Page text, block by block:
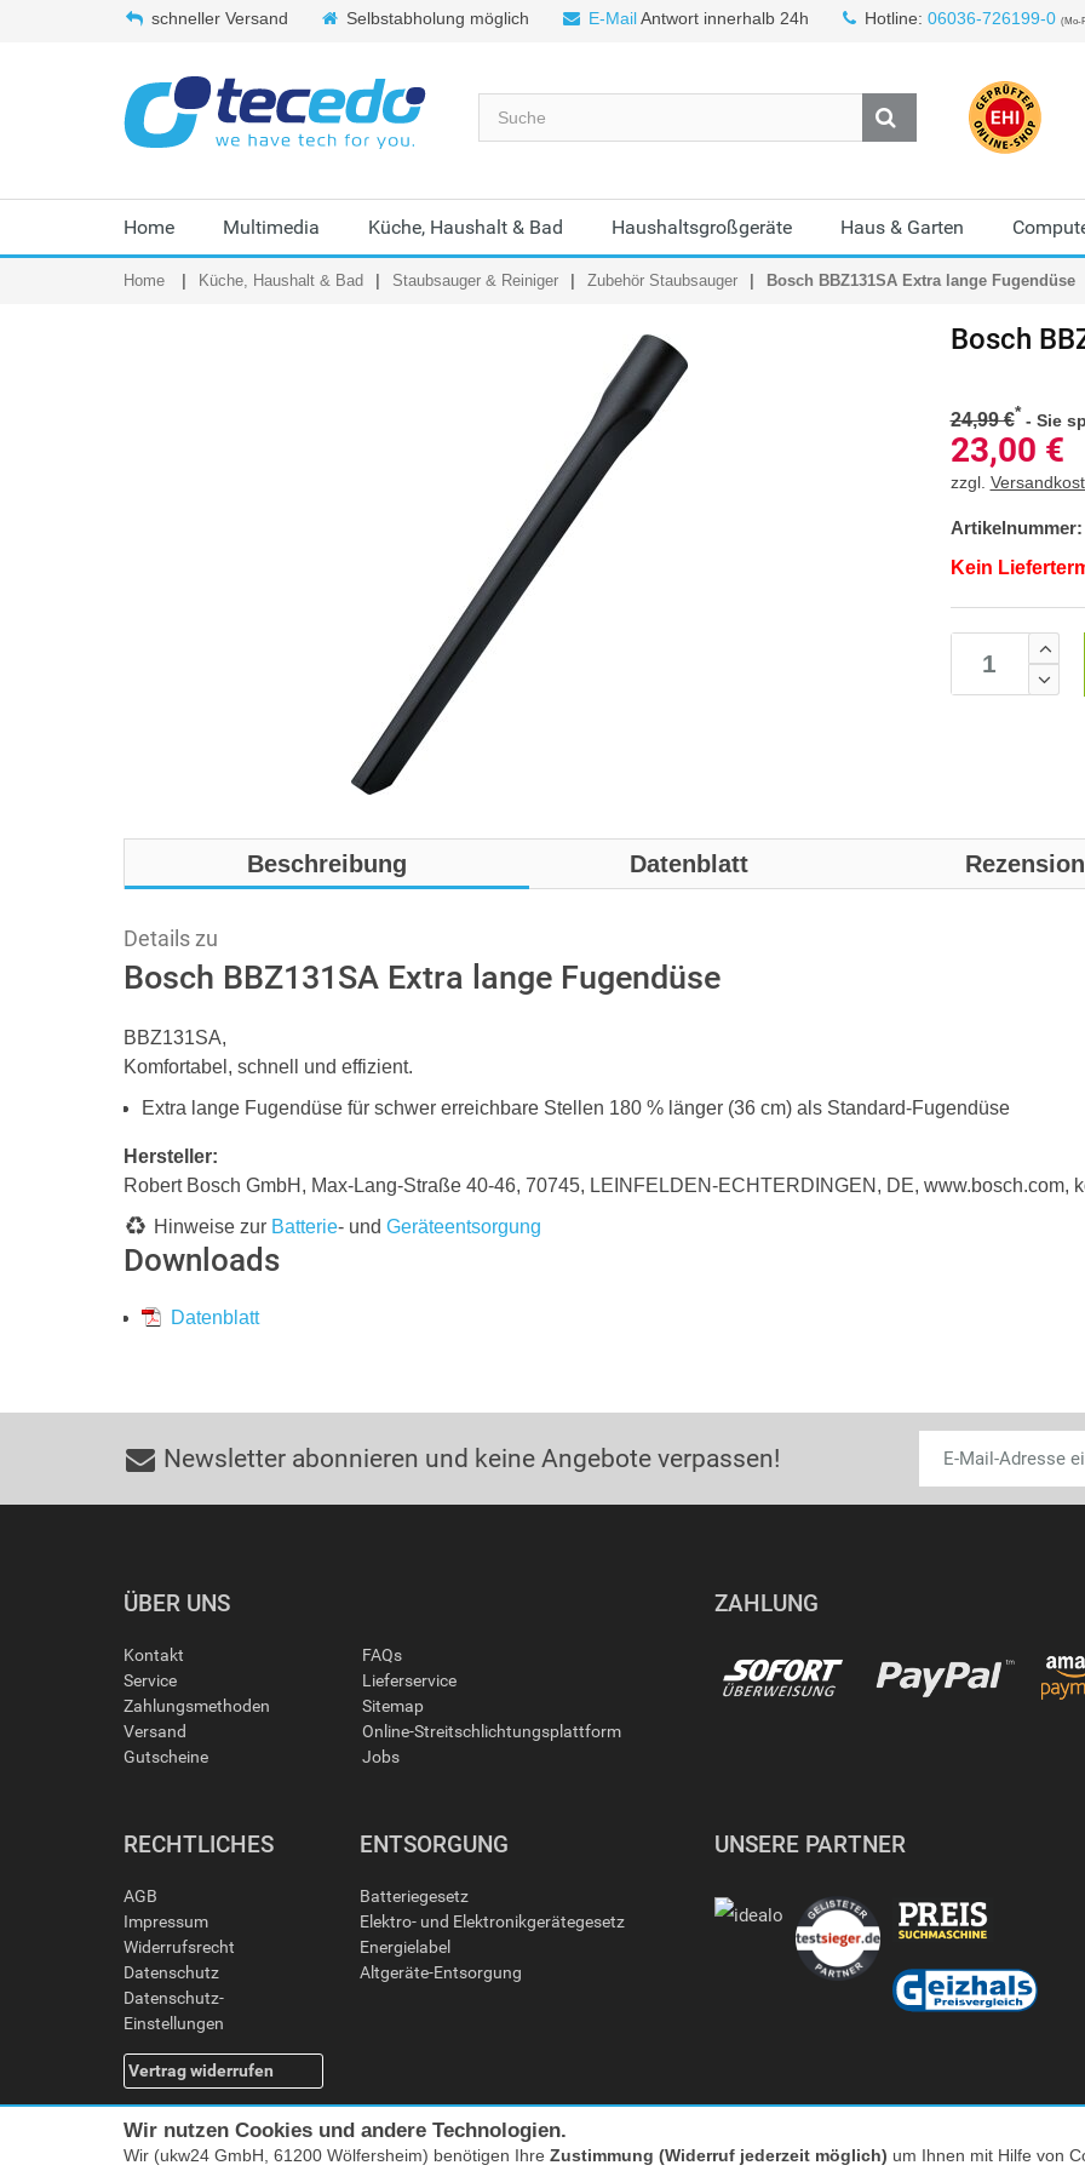
schneller Versand Selbstabholung möglich E-MailAntwort innerhalb 24h Hotline: 06036-726199-0 (Mo-
Home Multimedia Küche, Haushalt & Bad Haushaltsgroßgeräte Haus & Garten
Home Küche, Haushalt & Bad Staubsauger & Reiniger Zubehör Staubsauger Bosch BBZ131SA Extra lange Fugendüse
Bosch
24,99 €* - Sie
23,00 €
zzgl.
Artikelnummer:
Kein
Beschreibung Datenblatt
Details zu
Bosch BBZ131SA Extra lange Fugendüse
BBZ131SA,
Komfortabel, schnell und effizient.
Extra lange Fugendüse für schwer erreichbare Stellen 180 % länger (36 cm) als Standard-Fugendüse
Hersteller:
Robert Bosch GmbH, Max-Lang-Straße 40-46, 70745, LEINFELDEN-ECHTERDINGEN, DE, www.bosch.com,
Hinweise zur Batterie- und Geräteentsorgung
Downloads
Datenblatt
Newsletter abonnieren und keine Angebote verpassen!
ÜBER UNS
Kontakt
Service
Zahlungsmethoden
Versand
Gutscheine
FAQs
Lieferservice
Sitemap
Online-Streitschlichtungsplattform
Jobs
ZAHLUNG
RECHTLICHES
AGB
Impressum
Widerrufsrecht
Datenschutz
Datenschutz-
Einstellungen
Vertrag widerrufen
ENTSORGUNG
Batteriegesetz
Elektro- und Elektronikgerätegesetz
Energielabel
Altgeräte-Entsorgung
UNSERE PARTNER
Wir nutzen Cookies und andere Technologien.
Wir (ukw24 GmbH, 61200 Wölfersheim) benötigen Ihre Zustimmung (Widerruf jederzeit möglich) um Ihnen mit Hilfe von